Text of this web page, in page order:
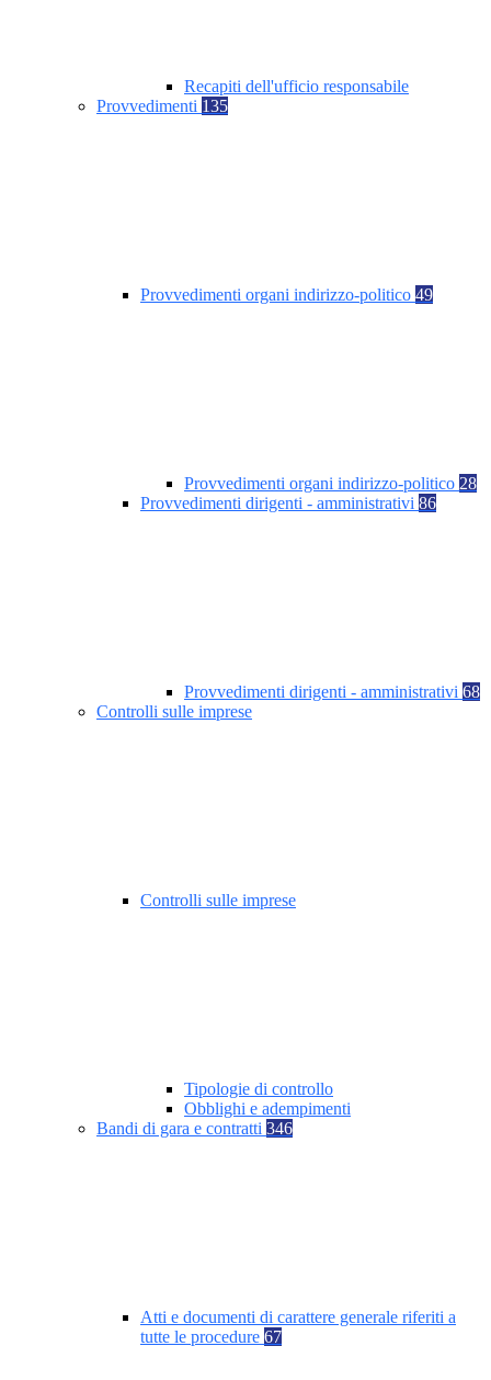
Recapiti dell'ufficio responsabile
Provvedimenti 135
Provvedimenti organi indirizzo-politico 49
Provvedimenti organi indirizzo-politico 28
Provvedimenti dirigenti - amministrativi 86
Provvedimenti dirigenti - amministrativi 68
Controlli sulle imprese
Controlli sulle imprese
Tipologie di controllo
Obblighi e adempimenti
Bandi di gara e contratti 346
Atti e documenti di carattere generale riferiti a
tutte le procedure 67